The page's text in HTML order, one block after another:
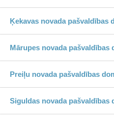
Ķekavas novada pašvaldības
Mārupes novada pašvaldības
Preiļu novada pašvaldības
Siguldas novada pašvaldības